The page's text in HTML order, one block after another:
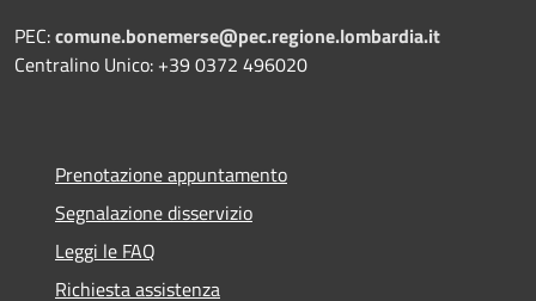
PEC:comune.bonemerse@pec.regione.lombardia.it
Centralino Unico: +39 0372 496020
Prenotazione appuntamento
Segnalazione disservizio
Leggi le FAQ
Richiesta assistenza